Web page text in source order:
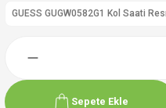
GUESS GUGW0582G1 Kol Saati
Sepete Ekle